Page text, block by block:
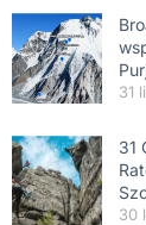
31
31
30